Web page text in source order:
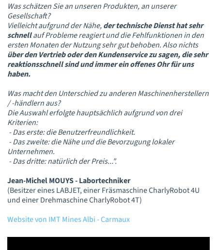
Was schätzen Sie an unseren Produkten, an unserer
Gesellschaft?
Vielleicht aufgrund der Nähe,der technische Dienst hat sehr
schnellauf Probleme reagiert und die Fehlfunktionen in den
ersten Monaten der Nutzung sehr gut behoben. Also nichts
über den Vertrieb oder den Kundenservice zu sagen, die sehr
reaktionsschnell sind und immer ein offenes Ohr für uns
haben.
Was macht den Unterschied zu anderen Maschinenherstellern
/ -händlern aus?
Die Auswahl erfolgte hauptsächlich aufgrund von drei
Kriterien:
- Das erste: die Benutzerfreundlichkeit.
- Das zweite: die Nähe und die Bevorzugung lokaler
Unternehmen.
- Das dritte: natürlich der Preis...".
Jean-Michel MOUYS - Labortechniker
(Besitzer eines LABJET, einer Fräsmaschine CharlyRobot 4U
und einer Drehmaschine CharlyRobot 4T)
Website von IMT Mines Albi - Carmaux